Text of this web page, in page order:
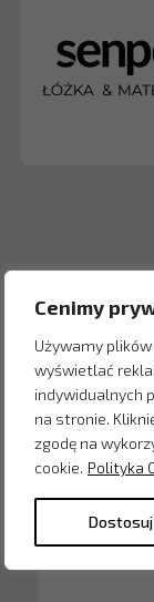
Cenimy
Używamy
wyświetlać
indywidualnych
na stronie.
zgodę na
cookie. Polityka
Dostosuj
Inne